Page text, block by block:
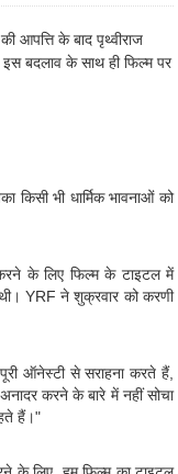
आपत्ति के बाद पृथ्वीराज
बदलाव के साथ ही फिल्म पर
भी धार्मिक भावनाओं को
के लिए फिल्म के टाइटल में
थी। YRF ने शुक्रवार को करणी
ऑनेस्टी से सराहना करते हैं,
करने के बारे में नहीं सोचा
हैं।"